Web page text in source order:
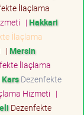
İlaçlama
| Hakkari
İlaçlama
| Mersin
İlaçlama
KarsDezenfekte
Hizmeti |
Dezenfekte